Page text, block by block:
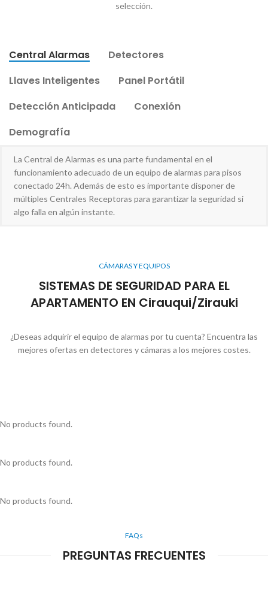
selección.
Central Alarmas
Detectores
Llaves Inteligentes
Panel Portátil
Detección Anticipada
Conexión
Demografía
La Central de Alarmas es una parte fundamental en el
funcionamiento adecuado de un equipo de alarmas para pisos
conectado 24h. Además de esto es importante disponer de
múltiples Centrales Receptoras para garantizar la seguridad si
algo falla en algún instante.
CÁMARAS Y EQUIPOS
SISTEMAS DE SEGURIDAD PARA EL
APARTAMENTO EN Cirauqui/Zirauki
¿Deseas adquirir el equipo de alarmas por tu cuenta? Encuentra las
mejores ofertas en detectores y cámaras a los mejores costes.
No products found.
No products found.
No products found.
FAQs
PREGUNTAS FRECUENTES